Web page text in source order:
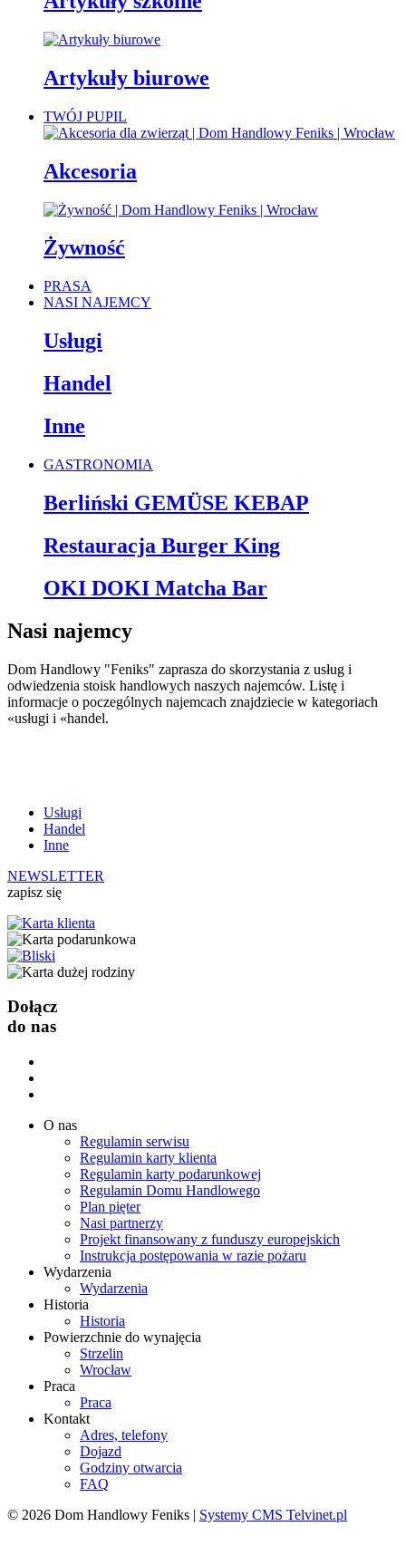
Artykuły biurowe
TWÓJ PUPIL
Akcesoria
Żywność
PRASA
NASI NAJEMCY
Usługi
Handel
Inne
GASTRONOMIA
Berliński GEMÜSE KEBAP
Restauracja Burger King
OKI DOKI Matcha Bar
Nasi najemcy
Dom Handlowy "Feniks" zaprasza do skorzystania z usług i
odwiedzenia stoisk handlowych naszych najemców. Listę i
informacje o poczególnych najemcach znajdziecie w kategoriach
«usługi i «handel.
Usługi
Handel
Inne
NEWSLETTER
zapisz się
Dołącz
do nas
O nas
Regulamin serwisu
Regulamin karty klienta
Regulamin karty podarunkowej
Regulamin Domu Handlowego
Plan pięter
Nasi partnerzy
Projekt finansowany z funduszy europejskich
Instrukcja postępowania w razie pożaru
Wydarzenia
Wydarzenia
Historia
Historia
Powierzchnie do wynajęcia
Strzelin
Wrocław
Praca
Praca
Kontakt
Adres, telefony
Dojazd
Godziny otwarcia
FAQ
© 2026 Dom Handlowy Feniks | Systemy CMS Telvinet.pl